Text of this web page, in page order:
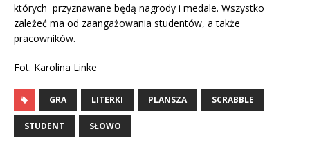
których przyznawane będą nagrody i medale. Wszystko
zależeć ma od zaangażowania studentów, a także
pracowników.
Fot. Karolina Linke
GRA LITERKI PLANSZA SCRABBLE
STUDENT SŁOWO